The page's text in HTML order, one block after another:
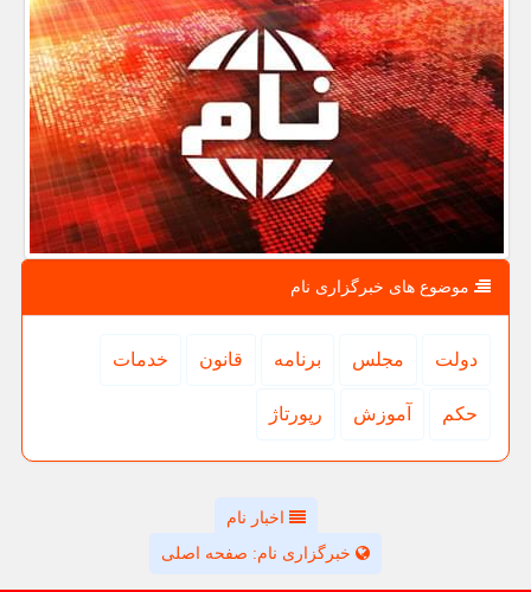
موضوع های خبرگزاری نام
دولت مجلس برنامه قانون خدمات
حكم آموزش رپورتاژ
اخبار نام
خبرگزاری نام: صفحه اصلی